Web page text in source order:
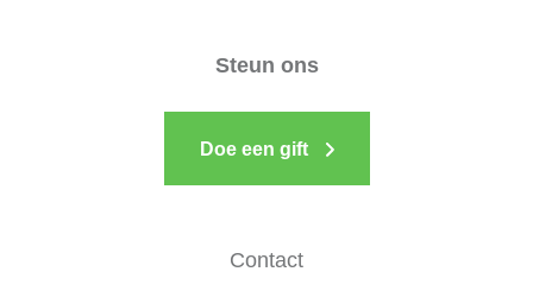
Steun ons
Doe een gift
Contact